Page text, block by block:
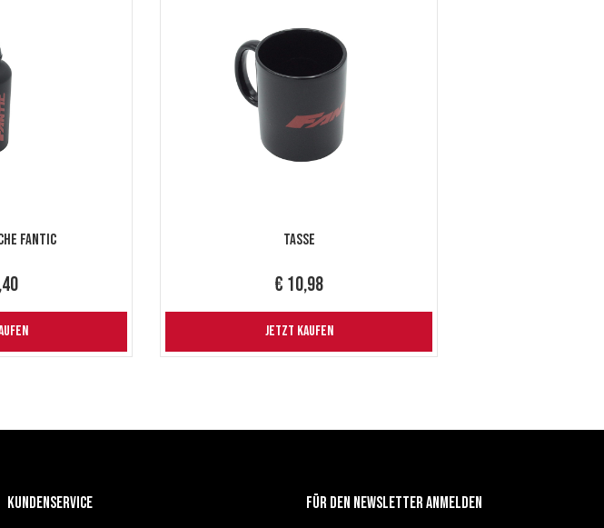
Fantic Tasse
€ 10,98
JETZT KAUFEN
KUNDENSERVICE Für den newsletter anmelden